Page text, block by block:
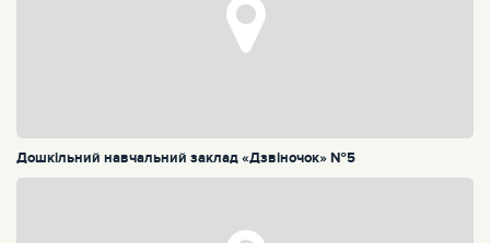
Дошкільний навчальний заклад «Дзвіночок» №5